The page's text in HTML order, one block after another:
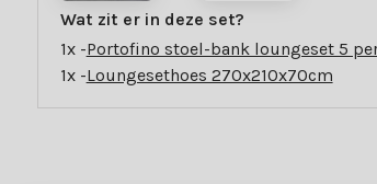
Wat zit er in deze set?
1x -Portofino stoel-bank loungeset 5
1x -Loungesethoes 270x210x70cm